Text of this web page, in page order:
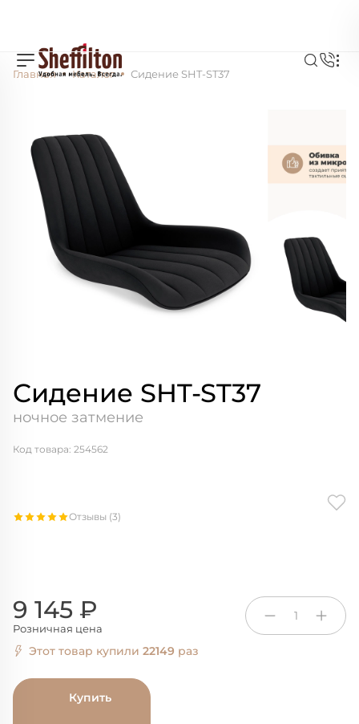
Главная Каталог Сидение SHT-ST37
Сидение SHT-ST37
ночное затмение
Отзывы (3)
Код товара: 254562
9 145 ₽
Розничная цена
1
Этот товар купили 22149 раз
Купить